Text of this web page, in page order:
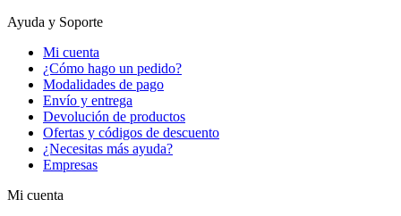
Ayuda y Soporte
Mi cuenta
¿Cómo hago un pedido?
Modalidades de pago
Envío y entrega
Devolución de productos
Ofertas y códigos de descuento
¿Necesitas más ayuda?
Empresas
Mi cuenta